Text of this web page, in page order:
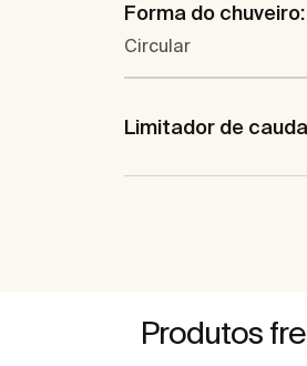
Forma do chuveiro:
Circular
Limitador de
Produtos